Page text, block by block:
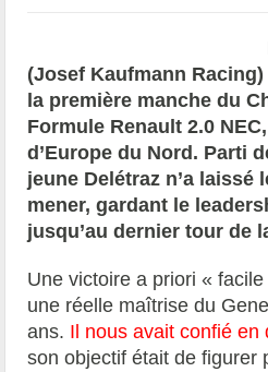
(Josef Kaufmann
la première manche du
Formule Renault 2.0
d’Europe du Nord. Parti
jeune Delétraz n’a laissé
mener, gardant le
jusqu’au dernier tour de
Une victoire a priori «
une réelle maîtrise du
ans. Il nous avait confié en
son objectif était de figurer